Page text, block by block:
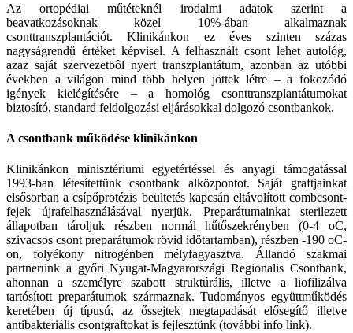
Az ortopédiai műtéteknél irodalmi adatok szerint a
beavatkozásoknak közel 10%-ában alkalmaznak
csonttranszplantációt. Klinikánkon ez éves szinten százas
nagyságrendű értéket képvisel. A felhasznált csont lehet autológ,
azaz saját szervezetbôl nyert transzplantátum, azonban az utóbbi
években a világon mind több helyen jöttek létre – a fokozódó
igények kielégítésére – a homológ csonttranszplantátumokat
biztosító, standard feldolgozási eljárásokkal dolgozó csontbankok.
A csontbank működése klinikánkon
Klinikánkon minisztériumi egyetértéssel és anyagi támogatással
1993-ban létesítettünk csontbank alközpontot. Saját graftjainkat
elsősorban a csípőprotézis beültetés kapcsán eltávolított combcsont-
fejek újrafelhasználásával nyerjük. Preparátumainkat sterilezett
állapotban tároljuk részben normál hűtőszekrényben (0-4 oC,
szivacsos csont preparátumok rövid időtartamban), részben -190 oC-
on, folyékony nitrogénben mélyfagyasztva. Állandó szakmai
partnerünk a győri Nyugat-Magyarországi Regionalis Csontbank,
ahonnan a személyre szabott struktúrális, illetve a liofilizálva
tartósított preparátumok származnak. Tudományos együttműködés
keretében új típusú, az őssejtek megtapadását elősegítő illetve
antibakteriális csontgraftokat is fejlesztünk (további info link).